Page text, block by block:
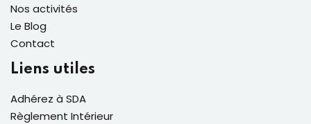
Nos activités
Le Blog
Contact
Liens utiles
Adhérez à SDA
Règlement Intérieur